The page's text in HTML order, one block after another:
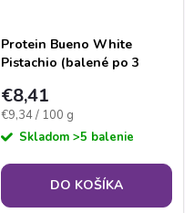
Protein Bueno White
Pistachio (balené po 3
€8,41
Jednotková
cena:
€9,34 / 100 g
Skladom >5 balenie
DO KOŠÍKA